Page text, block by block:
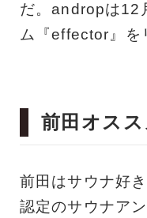
だ。andropは12
ム『effector』を
前田オス
前田はサウナ好
認定のサウナア